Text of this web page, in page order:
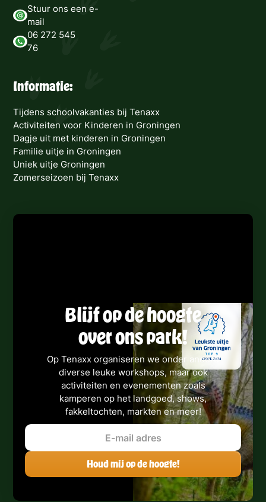
Stuur ons een e-
mail
06 272 545
76
Informatie:
Tijdens schoolvakanties bij Tenaxx
Activiteiten voor Kinderen in Groningen
Dagje uit met kinderen in Groningen
Familie uitje in Groningen
Uniek uitje Groningen
Zomerseizoen bij Tenaxx
Blijf op de hoogte
over ons park!
Op Tenaxx organiseren we onder andere
diverse leuke workshops, maar ook
activiteiten en evenementen zoals
kamperen op het landgoed, shows,
fakkeltochten, markten en meer!